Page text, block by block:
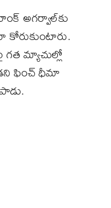
అగర్వాల్‌కు
మ్యాచుల్లో
ఫించ్‌ ధీమా